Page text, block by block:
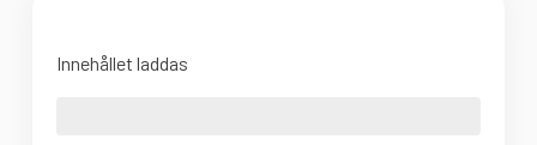
Innehållet laddas